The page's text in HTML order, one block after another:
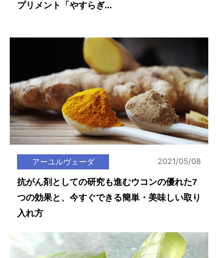
プリメント「やすらぎ...
アーユルヴェーダ 2021/05/08
抗がん剤としての研究も進むウコンの優れた7
つの効果と、今すぐできる簡単・美味しい取り
入れ方